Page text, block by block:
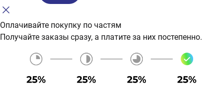
Оплачивайте покупку по частям
Получайте заказы сразу, а платите за них постепенно.